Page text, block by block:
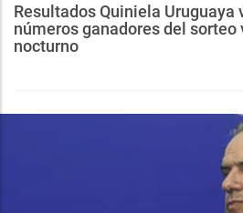
Resultados Quiniela Uruguaya
números ganadores del sorteo
nocturno